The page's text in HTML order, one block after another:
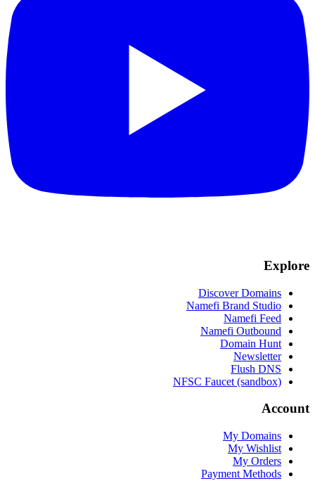
Explore
Discover Domains
Namefi Brand Studio
Namefi Feed
Namefi Outbound
Domain Hunt
Newsletter
Flush DNS
NFSC Faucet (sandbox)
Account
My Domains
My Wishlist
My Orders
Payment Methods